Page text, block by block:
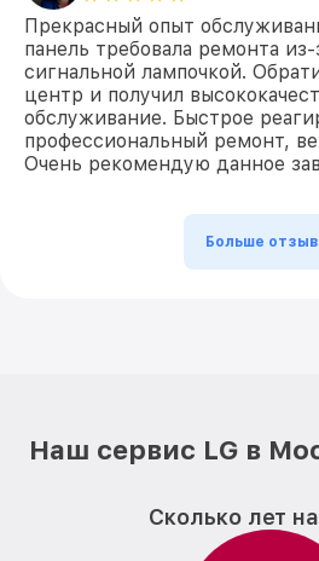
Прекрасный опыт
панель требовала ремонта
сигнальной лампочкой.
центр и получил
обслуживание. Быстрое
профессиональный ремонт,
Очень рекомендую данное
Больше
Наш сервис LG в
Сколько лет